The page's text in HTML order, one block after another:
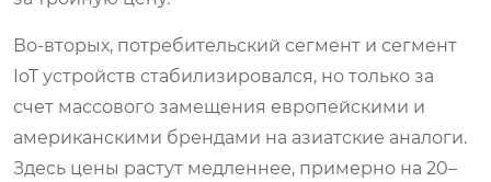
Во-вторых, потребительский сегмент и сегмент
IoT устройств стабилизировался, но только за
счет массового замещения европейскими и
американскими брендами на азиатские аналоги.
Здесь цены растут медленнее, примерно на 20–